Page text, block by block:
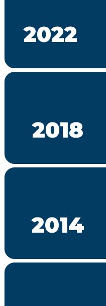
2022
2018
2014